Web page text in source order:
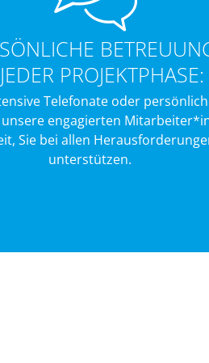
PROJEKTPHASE:
Telefonate oder
engagierten
Sie bei allen
unterstützen.